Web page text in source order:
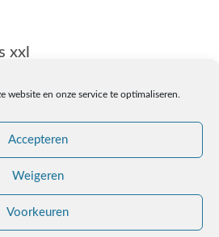
website en onze service te optimaliseren.
Accepteren
Weigeren
Voorkeuren
xxl
Leveringsvoorwaarden